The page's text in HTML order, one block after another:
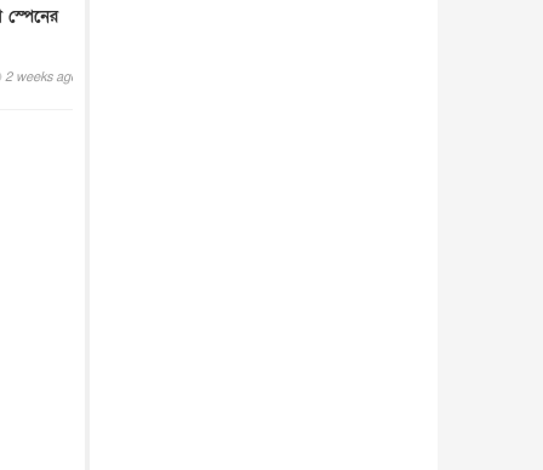
স্পেনের
2 weeks ago